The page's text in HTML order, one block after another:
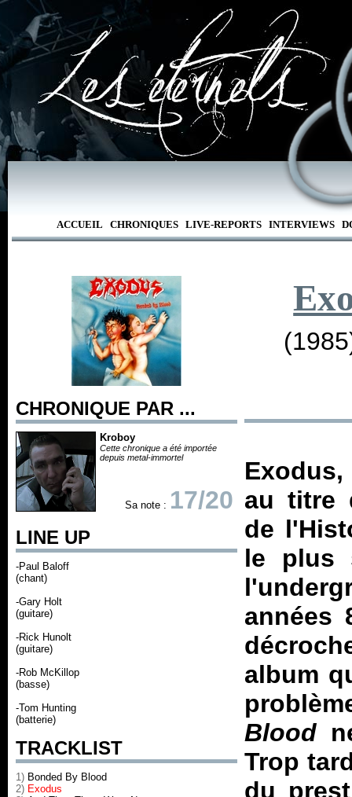
ACCUEIL CHRONIQUES LIVE-REPORTS INTERVIEWS
CHRONIQUE PAR ...
Kroboy
Cette chronique a été importée
depuis metal-immortel
Sa note : 17/20
LINE UP
-Paul Baloff
(chant)
-Gary Holt
(guitare)
-Rick Hunolt
(guitare)
-Rob McKillop
(basse)
-Tom Hunting
(batterie)
TRACKLIST
1) Bonded By Blood
2) Exodus
au titre
de
le plus
années
album
Blood
Trop
du